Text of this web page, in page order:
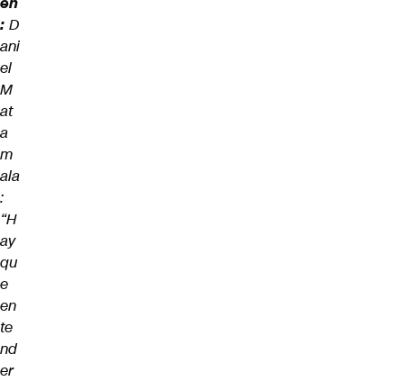
: D
ani
el
M
at
a
m
ala
:
“H
ay
qu
e
en
te
nd
er